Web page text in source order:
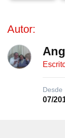
Autor:
Desde
07/